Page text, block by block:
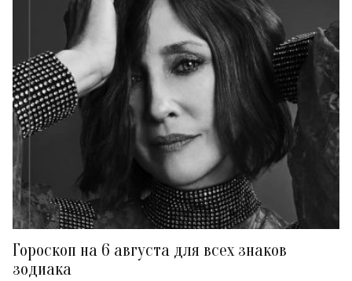
Гороскоп на 6 августа для всех знаков
зодиака